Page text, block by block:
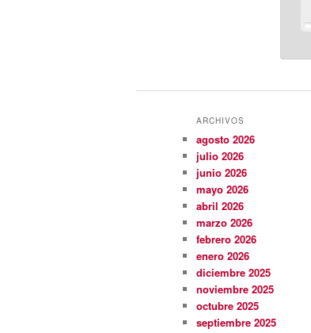
ARCHIVOS
agosto 2026
julio 2026
junio 2026
mayo 2026
abril 2026
marzo 2026
febrero 2026
enero 2026
diciembre 2025
noviembre 2025
octubre 2025
septiembre 2025